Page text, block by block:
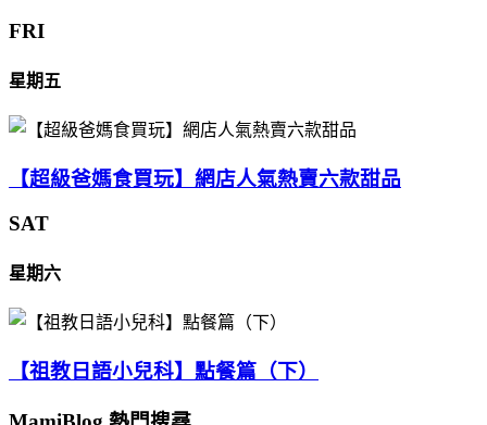
FRI
星期五
【超級爸媽食買玩】網店人氣熱賣六款甜品
SAT
星期六
【祖教日語小兒科】點餐篇（下）